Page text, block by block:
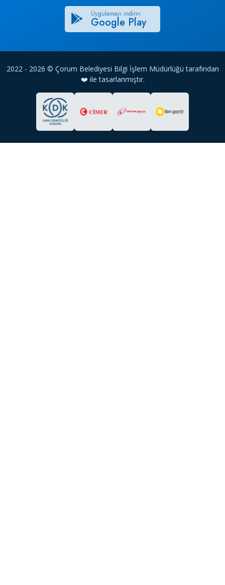
Uygulamayı indirin
Google Play
2022 - 2026 © Çorum Belediyesi Bilgi İşlem Müdürlüğü tarafından
❤️ ile tasarlanmıştır.